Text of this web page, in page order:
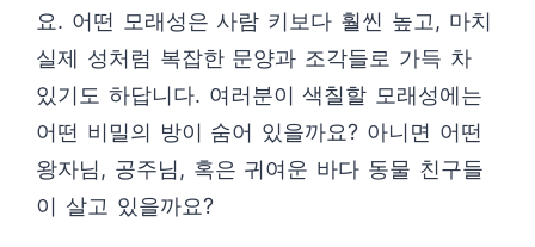
요. 어떤 모래성은 사람 키보다 훨씬 높고, 마치
실제 성처럼 복잡한 문양과 조각들로 가득 차
있기도 하답니다. 여러분이 색칠할 모래성에는
어떤 비밀의 방이 숨어 있을까요? 아니면 어떤
왕자님, 공주님, 혹은 귀여운 바다 동물 친구들
이 살고 있을까요?